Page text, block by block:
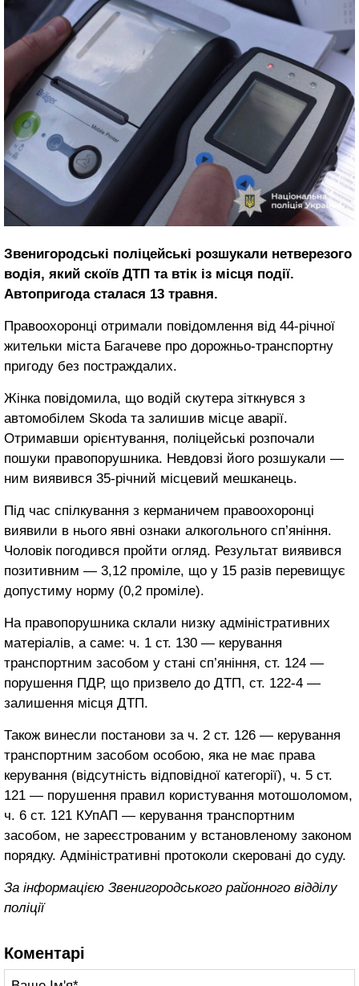
Звенигородські поліцейські розшукали нетверезого
водія, який скоїв ДТП та втік із місця події.
Автопригода сталася 13 травня.
Правоохоронці отримали повідомлення від 44-річної
жительки міста Багачеве про дорожньо-транспортну
пригоду без постраждалих.
Жінка повідомила, що водій скутера зіткнувся з
автомобілем Skoda та залишив місце аварії.
Отримавши орієнтування, поліцейські розпочали
пошуки правопорушника. Невдовзі його розшукали —
ним виявився 35-річний місцевий мешканець.
Під час спілкування з керманичем правоохоронці
виявили в нього явні ознаки алкогольного сп’яніння.
Чоловік погодився пройти огляд. Результат виявився
позитивним — 3,12 проміле, що у 15 разів перевищує
допустиму норму (0,2 проміле).
На правопорушника склали низку адміністративних
матеріалів, а саме: ч. 1 ст. 130 — керування
транспортним засобом у стані сп’яніння, ст. 124 —
порушення ПДР, що призвело до ДТП, ст. 122-4 —
залишення місця ДТП.
Також винесли постанови за ч. 2 ст. 126 — керування
транспортним засобом особою, яка не має права
керування (відсутність відповідної категорії), ч. 5 ст.
121 — порушення правил користування мотошоломом,
ч. 6 ст. 121 КУпАП — керування транспортним
засобом, не зареєстрованим у встановленому законом
порядку. Адміністративні протоколи скеровані до суду.
За інформацією Звенигородського районного відділу
поліції
Коментарі